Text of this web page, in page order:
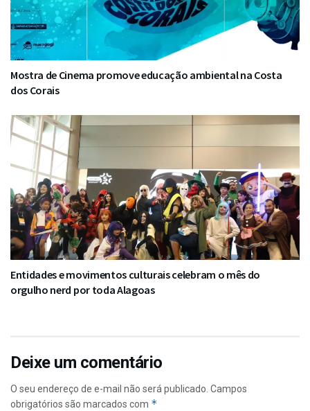
Mostra de Cinema promove educação ambiental na Costa
dos Corais
Entidades e movimentos culturais celebram o mês do
orgulho nerd por toda Alagoas
Deixe um comentário
O seu endereço de e-mail não será publicado. Campos
obrigatórios são marcados com *